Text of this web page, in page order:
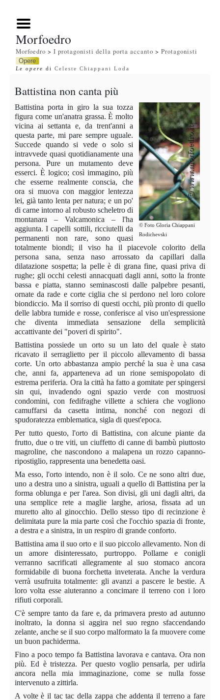
Morfoedro
Morfoedro > I protagonisti della porta accanto > Protagonisti
Opere
Le opere di Celeste Chiappani Loda
Battistina non canta più
© Foto Gloria Chiappani
Rodichevski
Battistina porta in giro la sua tozza
figura come un'anatra grassa. È molto
vicina ai settanta e, da trent'anni a
questa parte, mi pare sempre uguale.
Succede quando si vede o solo si
intravvede quasi quotidianamente una
persona. Pure un mutamento deve
esserci. È logico; così immagino, più
che esserne realmente conscia, che
ora si muova con maggior lentezza
lei, già tanto lenta per natura; e un po'
di carne intorno al robusto scheletro di
montanara – Valcamonica – l'ha
aggiunta. I capelli sottili, ricciutelli da
permanenti non rare, sono quasi
totalmente biondi; il viso ha il piacevole colorito della
persona sana, senza naso arrossato da capillari dalla
dilatazione sospetta; la pelle è di grana fine, quasi priva di
rughe; gli occhi celesti annacquati dagli anni, sotto la fronte
bassa e piatta, stanno seminascosti dalle palpebre pesanti,
ornate da rade e corte ciglia che si perdono nel loro colore
biondiccio. Ma il sorriso di questi occhi, più pronto di quello
delle labbra tumide e rosse, conferisce al viso un'espressione
che diventa immediata sensazione della semplicità
accattivante dei "poveri di spirito".
Battistina possiede un orto su un lato del quale è stato
ricavato il serraglietto per il piccolo allevamento di bassa
corte. Un orto abbastanza ampio perché la sua è una casa
che, anni fa, apparteneva ad un rione semispopolato di
estrema periferia. Ora la città ha fatto a gomitate per spingersi
sin qui, invadendo ogni spazio verde con mostruosi
condomini, con fedifraghe villette a schiera che vogliono
camuffarsi da casetta intima, nonché con negozi di
spudoratezza emblematica, sigla di quest'epoca.
Per tutto questo, l'orto di Battistina, con alcune piante da
frutto, due o tre viti, un ciuffetto di canne di bambù piuttosto
magroline, che nascondono a malapena un rozzo capanno-
ripostiglio, rappresenta una benedetta oasi.
Ma esso, l'orto intendo, non è il solo. Ce ne sono altri due,
uno a destra uno a sinistra, uguali a quello di Battistina per la
forma oblunga e per l'area. Son divisi, gli uni dagli altri, da
una semplice rete a maglie larghe, ariosa, fissata ad un
muretto alto al ginocchio. Dello stesso tipo di recinzione è
delimitata pure la mia parte così che l'occhio spazia di fronte,
a destra e a sinistra, in un respiro di grande conforto.
Battistina ama il suo orto e il suo piccolo allevamento. Non di
un amore disinteressato, purtroppo. Pollame e conigli
verranno sacrificati allegramente al suo stomaco ancora
formidabile di buona forchetta inveterata. Anche la verdura
verrà usufruita totalmente: gli avanzi a pascere le bestie. A
loro volta esse aiuteranno a concimare il terreno con i loro
rifiuti corporali.
C'è sempre tanto da fare e, da primavera presto ad autunno
inoltrato, la donna si aggira nel suo regno sfaccendando
zelante, anche se il suo corpo malformato la fa muovere come
un buon pachiderma.
Fino a poco tempo fa Battistina lavorava e cantava. Ora non
più. Ed è tristezza. Per questo voglio pensarla, per udirla
ancora nella mia immaginazione, come se nulla fosse
intervenuto a zittirla.
A volte è il tac tac della zappa che addenta il terreno a fare